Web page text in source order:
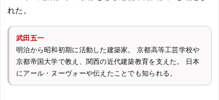
れた。
武田五一
明治から昭和初期に活動した建築家。 京都高等工芸学校や
京都帝国大学で教え、関西の近代建築教育を支えた。 日本
にアール・ヌーヴォーや伝えたことでも知られる。